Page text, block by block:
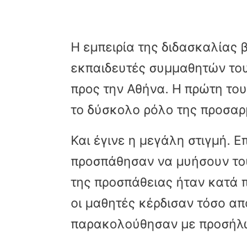
Η εμπειρία της
εκπαιδευτές συμμαθητών
προς την Αθήνα. Η πρώτη
το δύσκολο ρόλο της
Και έγινε η μεγάλη στιγμή.
προσπάθησαν να μυήσουν
της προσπάθειας ήταν κατά
οι μαθητές κέρδισαν τόσο
παρακολούθησαν με